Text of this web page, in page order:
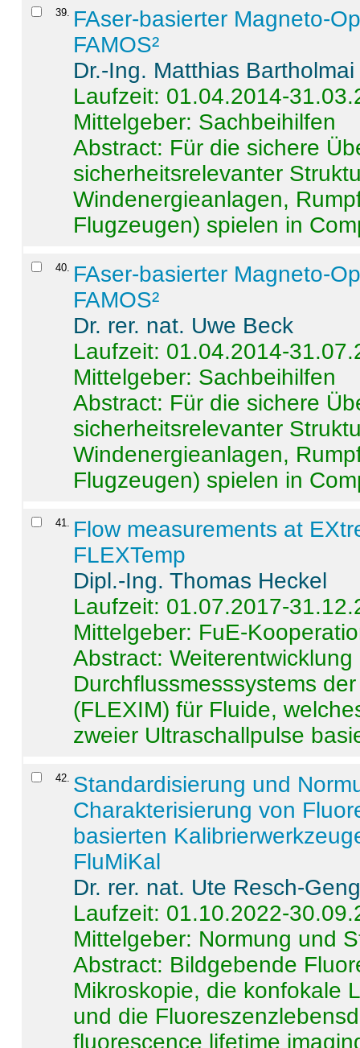
39. FAser-basierter Magneto-
FAMOS²
Dr.-Ing. Matthias Bartholmai
Laufzeit: 01.04.2014-
Mittelgeber: Sachbeihilfen
Abstract: Für die sichere
sicherheitsrelevanter
Windenergieanlagen,
Flugzeugen) spielen in
40. FAser-basierter Magneto-
FAMOS²
Dr. rer. nat. Uwe Beck
Laufzeit: 01.04.2014-
Mittelgeber: Sachbeihilfen
Abstract: Für die sichere
sicherheitsrelevanter
Windenergieanlagen,
Flugzeugen) spielen in
41. Flow measurements at
FLEXTemp
Dipl.-Ing. Thomas Heckel
Laufzeit: 01.07.2017-
Mittelgeber: FuE-
Abstract:
Durchflussmesssystems
(FLEXIM) für Fluide,
zweier Ultraschallpulse
42. Standardisierung und
Charakterisierung von
basierten
FluMiKal
Dr. rer. nat. Ute Resch-
Laufzeit: 01.10.2022-
Mittelgeber: Normung und
Abstract: Bildgebende
Mikroskopie, die konfokale
und die
fluorescence lifetime